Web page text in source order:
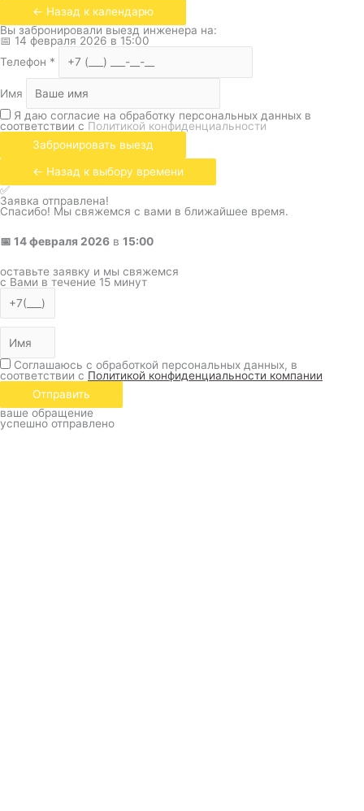
← Назад к календарю
Вы забронировали выезд инженера на:
📅 14 февраля 2026 в 15:00
Телефон *
Имя
Я даю согласие на обработку персональных данных в
соответствии с Политикой конфиденциальности
Забронировать выезд
← Назад к выбору времени
✅
Заявка отправлена!
Спасибо! Мы свяжемся с вами в ближайшее время.
📅 14 февраля 2026 в 15:00
оставьте заявку и мы свяжемся
с Вами в течение 15 минут
Соглашаюсь с обработкой персональных данных, в
соответствии с Политикой конфиденциальности компании
Отправить
ваше обращение
успешно отправлено